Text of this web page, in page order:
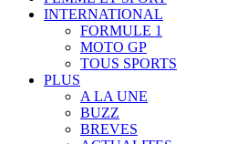
INTERNATIONAL
FORMULE 1
MOTO GP
TOUS SPORTS
PLUS
A LA UNE
BUZZ
BREVES